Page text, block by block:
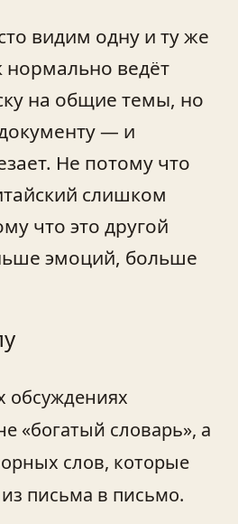
видим одну и ту же
нормально ведёт
на общие темы, но
— и
Не потому что
слишком
что это другой
эмоций, больше
обсуждениях
«богатый словарь», а
слов, которые
письма в письмо.